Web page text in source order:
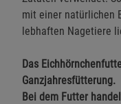
mit einer natürlichen
lebhaften Nagetiere
Das
Ganzjahresfütterung.
Bei dem Futter